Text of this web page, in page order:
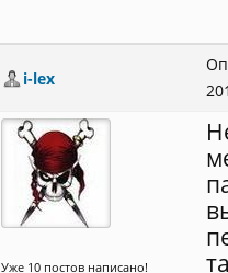
i-lex
Уже 10 постов написано!